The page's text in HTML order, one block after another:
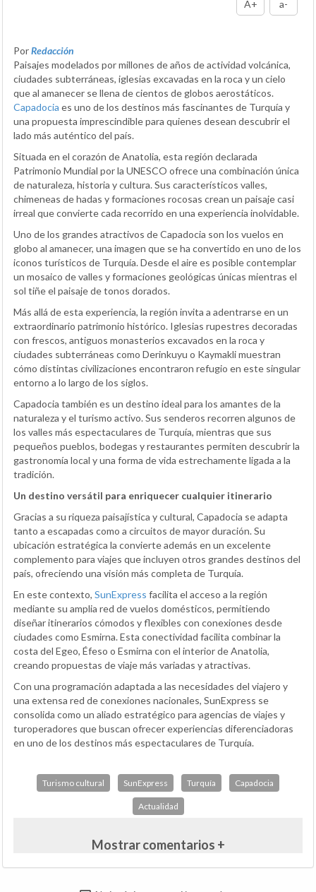
A+ a-
PorRedacción
Paisajes modelados por millones de años de actividad volcánica,
ciudades subterráneas, iglesias excavadas en la roca y un cielo
que al amanecer se llena de cientos de globos aerostáticos.
Capadocia es uno de los destinos más fascinantes de Turquía y
una propuesta imprescindible para quienes desean descubrir el
lado más auténtico del país.
Situada en el corazón de Anatolia, esta región declarada
Patrimonio Mundial por la UNESCO ofrece una combinación única
de naturaleza, historia y cultura. Sus característicos valles,
chimeneas de hadas y formaciones rocosas crean un paisaje casi
irreal que convierte cada recorrido en una experiencia inolvidable.
Uno de los grandes atractivos de Capadocia son los vuelos en
globo al amanecer, una imagen que se ha convertido en uno de los
iconos turísticos de Turquía. Desde el aire es posible contemplar
un mosaico de valles y formaciones geológicas únicas mientras el
sol tiñe el paisaje de tonos dorados.
Más allá de esta experiencia, la región invita a adentrarse en un
extraordinario patrimonio histórico. Iglesias rupestres decoradas
con frescos, antiguos monasterios excavados en la roca y
ciudades subterráneas como Derinkuyu o Kaymakli muestran
cómo distintas civilizaciones encontraron refugio en este singular
entorno a lo largo de los siglos.
Capadocia también es un destino ideal para los amantes de la
naturaleza y el turismo activo. Sus senderos recorren algunos de
los valles más espectaculares de Turquía, mientras que sus
pequeños pueblos, bodegas y restaurantes permiten descubrir la
gastronomía local y una forma de vida estrechamente ligada a la
tradición.
Un destino versátil para enriquecer cualquier itinerario
Gracias a su riqueza paisajística y cultural, Capadocia se adapta
tanto a escapadas como a circuitos de mayor duración. Su
ubicación estratégica la convierte además en un excelente
complemento para viajes que incluyen otros grandes destinos del
país, ofreciendo una visión más completa de Turquía.
En este contexto, SunExpress facilita el acceso a la región
mediante su amplia red de vuelos domésticos, permitiendo
diseñar itinerarios cómodos y flexibles con conexiones desde
ciudades como Esmirna. Esta conectividad facilita combinar la
costa del Egeo, Éfeso o Esmirna con el interior de Anatolia,
creando propuestas de viaje más variadas y atractivas.
Con una programación adaptada a las necesidades del viajero y
una extensa red de conexiones nacionales, SunExpress se
consolida como un aliado estratégico para agencias de viajes y
turoperadores que buscan ofrecer experiencias diferenciadoras
en uno de los destinos más espectaculares de Turquía.
Turismo cultural SunExpress Turquía Capadocia
Actualidad
Mostrar comentarios +